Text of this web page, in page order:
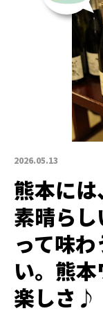
2026.05.13
熊本に
素晴ら
って味
い。熊
楽しさ♪